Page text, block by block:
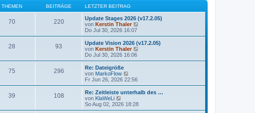
THEMEN BEITRÄGE LETZTER BEITRAG
70 220
Update Stages 2026 (v17.2.05)
von Kerstin Thaler
u
e
r
Do Jul 30, 2026 16:07
28 93
Update Vision 2026 (v17.2.05)
von Kerstin Thaler
u
r
B
Do Jul 30, 2026 16:06
75 296
Re: Dateigröße
von MarkoFlow
e
u
e
t
Fr Jun 26, 2026 22:56
39 108
Re: Zeitleiste unterhalb des …
von KlaWeLi
e
u
So Aug 02, 2026 18:28